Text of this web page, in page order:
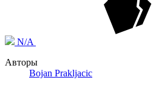
N/A
Авторы
Bojan Prakljacic